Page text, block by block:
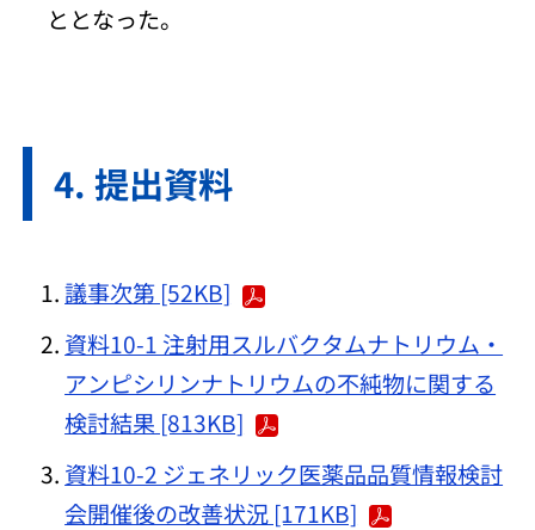
ととなった。
提出資料
議事次第 [52KB]
資料10-1 注射用スルバクタムナトリウム・
アンピシリンナトリウムの不純物に関する
検討結果 [813KB]
資料10-2 ジェネリック医薬品品質情報検討
会開催後の改善状況 [171KB]